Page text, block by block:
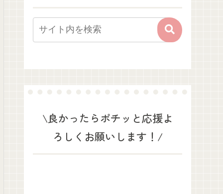
\良かったらポチッと応援よ
ろしくお願いします！/